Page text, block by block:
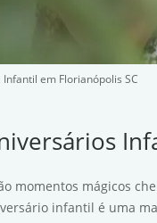
em Florianópolis SC
momentos mágicos
infantil é uma